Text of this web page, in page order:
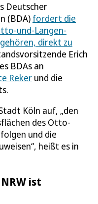
Deutscher
(BDA) fordert die
und-Langen-
direkt zu
Erich
BDAs an
Reker und die
Köln auf, „den
des Otto-
und die
heißt es in
ist